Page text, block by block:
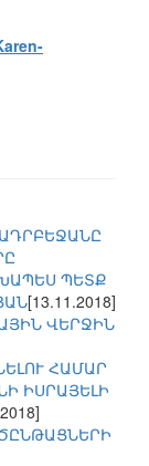
ՊԵՏՔ
[13.11.2018]
ՎԵՐՋԻՆ
ՀԱՄԱՐ
ԻՍՐԱՅԵԼԻ